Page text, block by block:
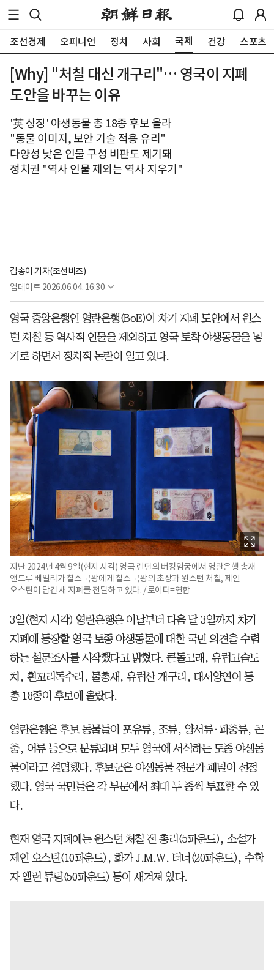
조선경제 오피니언 정치 사회 국제 건강 스포츠
[Why] "처칠 대신 개구리"… 영국이 지폐
도안을 바꾸는 이유
'英 상징' 야생동물 총 18종 후보 올라
"동물 이미지, 보안 기술 적용 유리"
다양성 낮은 인물 구성 비판도 제기돼
정치권 "역사 인물 제외는 역사 지우기"
김송이 기자(조선비즈)
업데이트 2026.06.04. 16:30
영국 중앙은행인 영란은행(BoE)이 차기 지폐 도안에서 윈스
턴 처칠 등 역사적 인물을 제외하고 영국 토착 야생동물을 넣
기로 하면서 정치적 논란이 일고 있다.
지난 2024년 4월 9일(현지 시각) 영국 런던의 버킹엄궁에서 영란은행 총재
앤드루 베일리가 찰스 국왕에게 찰스 국왕의 초상과 윈스턴 처칠, 제인
오스틴이 담긴 새 지폐를 전달하고 있다. / 로이터=연합
3일(현지 시각) 영란은행은 이날부터 다음 달 3일까지 차기
지폐에 등장할 영국 토종 야생동물에 대한 국민 의견을 수렴
하는 설문조사를 시작했다고 밝혔다. 큰돌고래, 유럽고슴도
치, 흰꼬리독수리, 물총새, 유럽산 개구리, 대서양연어 등
총 18종이 후보에 올랐다.
영란은행은 후보 동물들이 포유류, 조류, 양서류·파충류, 곤
충, 어류 등으로 분류되며 모두 영국에 서식하는 토종 야생동
물이라고 설명했다. 후보군은 야생동물 전문가 패널이 선정
했다. 영국 국민들은 각 부문에서 최대 두 종씩 투표할 수 있
다.
현재 영국 지폐에는 윈스턴 처칠 전 총리(5파운드), 소설가
제인 오스틴(10파운드), 화가 J.M.W. 터너(20파운드), 수학
자 앨런 튜링(50파운드) 등이 새겨져 있다.